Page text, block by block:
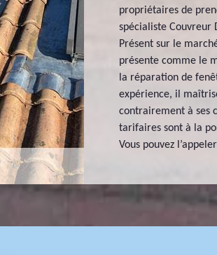
propriétaires de
spécialiste Couvreur
Présent sur le
présente comme le
la réparation de
expérience, il
contrairement à ses
tarifaires sont à la
Vous pouvez